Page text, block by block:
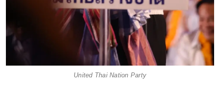
United Thai Nation Party